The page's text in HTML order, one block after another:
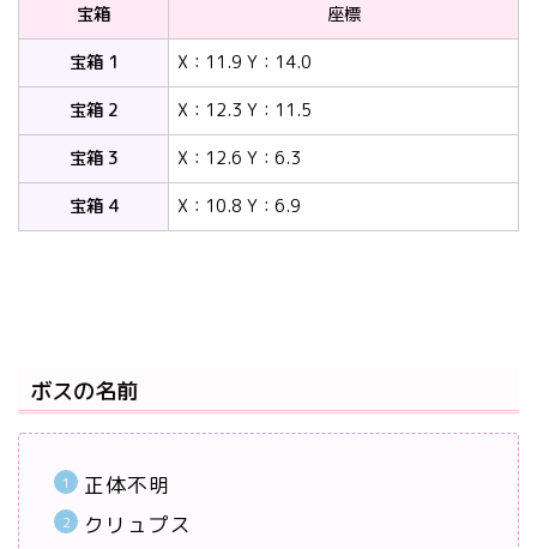
宝箱
座標
宝箱 1
X：11.9 Y：14.0
宝箱 2
X：12.3 Y：11.5
宝箱 3
X：12.6 Y：6.3
宝箱 4
X：10.8 Y：6.9
ボスの名前
正体不明
クリュプス